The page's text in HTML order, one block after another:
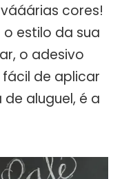
cores!
estilo da sua
o adesivo
de aplicar
aluguel, é a